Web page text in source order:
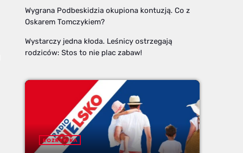
Wygrana Podbeskidzia okupiona kontuzją. Co z
Oskarem Tomczykiem?
Wystarczy jedna kłoda. Leśnicy ostrzegają
rodziców: Stos to nie plac zabaw!
ROZRYWKA